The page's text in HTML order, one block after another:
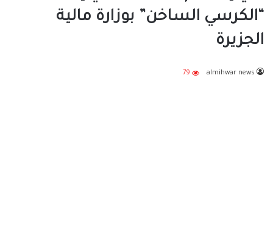
“الكرسي الساخن” بوزارة مالية
الجزيرة
almihwar news
79